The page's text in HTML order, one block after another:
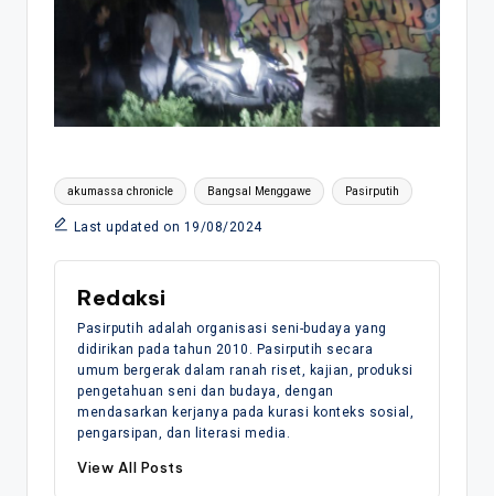
Tags:
akumassa chronicle Bangsal Menggawe Pasirputih
Last updated on 19/08/2024
Redaksi
Pasirputih adalah organisasi seni-budaya yang
didirikan pada tahun 2010. Pasirputih secara
umum bergerak dalam ranah riset, kajian, produksi
pengetahuan seni dan budaya, dengan
mendasarkan kerjanya pada kurasi konteks sosial,
pengarsipan, dan literasi media.
View All Posts